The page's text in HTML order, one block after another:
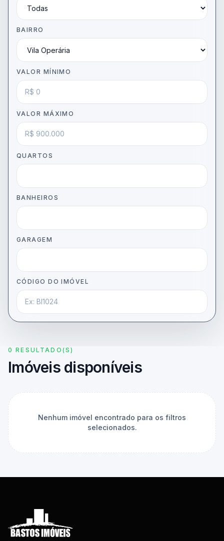
BAIRRO
VALOR MÍNIMO
VALOR MÁXIMO
QUARTOS
BANHEIROS
GARAGEM
CÓDIGO DO IMÓVEL
0 RESULTADO(S)
Imóveis disponíveis
Nenhum imóvel encontrado para os filtros
selecionados.